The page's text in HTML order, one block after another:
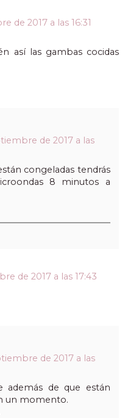
de 2017 a las 16:31
así las gambas cocidas
de 2017 a las
congeladas tendrás
8 minutos a
de 2017 a las 17:43
de 2017 a las
además de que están
un momento.